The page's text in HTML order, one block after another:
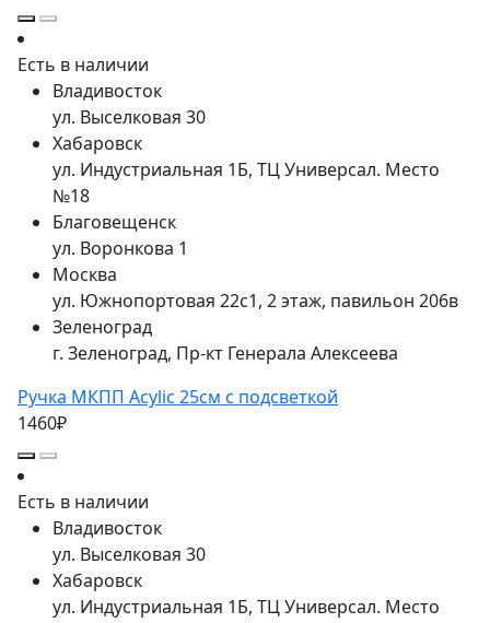
Есть в наличии
Владивосток
ул. Выселковая 30
Хабаровск
ул. Индустриальная 1Б, ТЦ Универсал. Место
№18
Благовещенск
ул. Воронкова 1
Москва
ул. Южнопортовая 22с1, 2 этаж, павильон 206в
Зеленоград
г. Зеленоград, Пр-кт Генерала Алексеева
Ручка МКПП Acylic 25см с подсветкой
1460₽
Есть в наличии
Владивосток
ул. Выселковая 30
Хабаровск
ул. Индустриальная 1Б, ТЦ Универсал. Место